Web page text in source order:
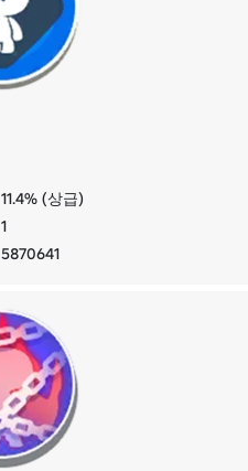
11.4% (상급)
1
5870641